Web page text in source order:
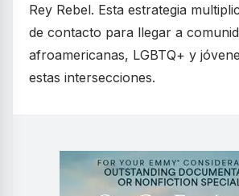
Rey Rebel. Esta estrategia
de contacto para llegar a
afroamericanas, LGBTQ+ y
estas intersecciones.